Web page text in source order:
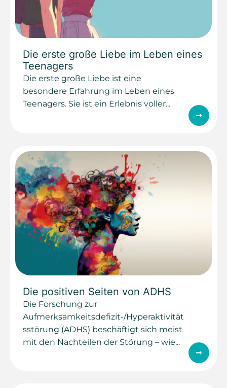
Die erste große Liebe im Leben eines
Teenagers
Die erste große Liebe ist eine
besondere Erfahrung im Leben eines
Teenagers. Sie ist ein Erlebnis voller...
Die positiven Seiten von ADHS
Die Forschung zur
Aufmerksamkeitsdefizit-/Hyperaktivität
sstörung (ADHS) beschäftigt sich meist
mit den Nachteilen der Störung – wie...